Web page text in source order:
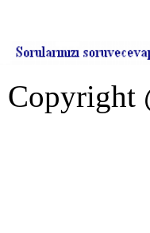
Copyright